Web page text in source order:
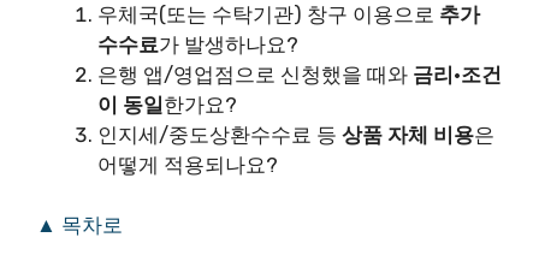
우체국(또는 수탁기관) 창구 이용으로 추가
수수료가 발생하나요?
은행 앱/영업점으로 신청했을 때와 금리·조건
이 동일한가요?
인지세/중도상환수수료 등 상품 자체 비용은
어떻게 적용되나요?
▲ 목차로